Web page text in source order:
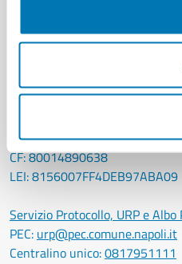
Comune di Napoli
Palazzo San Giacomo, Piazza
P. IVA: 01207650639
CF: 80014890638
LEI: 8156007FF4DEB97ABA09
Servizio Protocollo, URP e
PEC: urp@pec.comune.napoli.it
Centralino unico:0817951111